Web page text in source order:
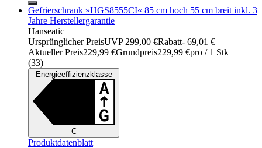
Gefrierschrank »HGS8555CI« 85 cm hoch 55 cm breit inkl. 3
Jahre Herstellergarantie
Hanseatic
Ursprünglicher PreisUVP 299,00 €Rabatt- 69,01 €
Aktueller Preis229,99 €Grundpreis229,99 €pro / 1 Stk
(33)
Energieeffizienzklasse
C
Produktdatenblatt